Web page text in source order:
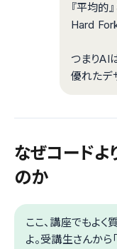
『平均的
Hard
つまりAI
優れたデ
なぜコードよ
のか
ここ、講座でもよく
よ。受講生さんから